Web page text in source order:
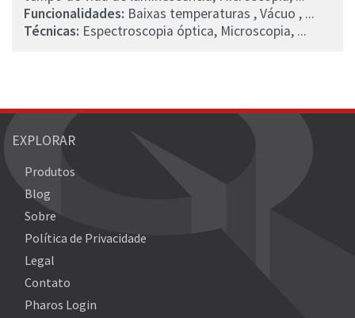
Funcionalidades: Baixas temperaturas , Vácuo , ...
Técnicas: Espectroscopia óptica, Microscopia, ...
EXPLORAR
Produtos
Blog
Sobre
Política de Privacidade
Legal
Contato
Pharos Login